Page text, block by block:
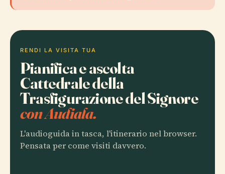
RENDI LA VISITA TUA
Pianifica e ascolta
Cattedrale della
Trasfigurazione del Signore
con Audiala.
L'audioguida in tasca, l'itinerario nel browser.
Pensata per come visiti davvero.